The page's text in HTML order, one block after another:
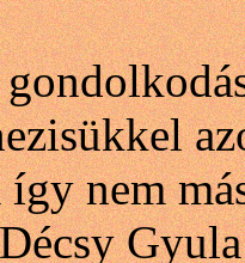
így nem